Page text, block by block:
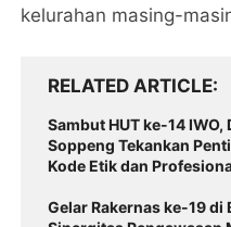
kelurahan masing-
RELATED ARTICLE
Sambut HUT ke-14 IWO,
Soppeng Tekankan
Kode Etik dan
Gelar Rakernas ke-19 di